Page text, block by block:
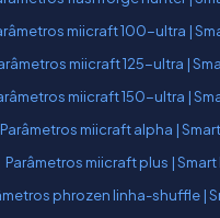
miicraft 100-ultra |
miicraft 125-ultra |
miicraft 150-ultra |
Parâmetros miicraft alpha |
Parâmetros miicraft plus | Smart
phrozen linha-shuffle |